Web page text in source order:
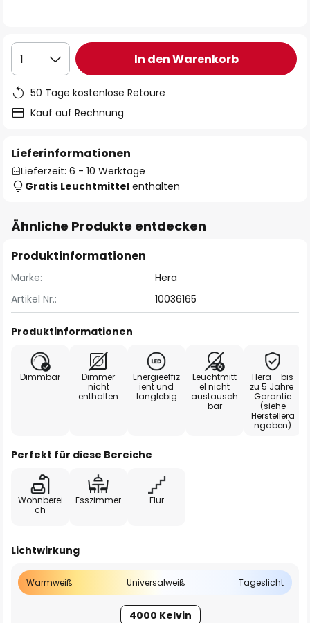
1 In den Warenkorb
50 Tage kostenlose Retoure
Kauf auf Rechnung
Lieferinformationen
Lieferzeit: 6 - 10 Werktage
Gratis Leuchtmittel enthalten
Ähnliche Produkte entdecken
Produktinformationen
Marke:
Hera
Artikel Nr.:
10036165
Produktinformationen
Dimmbar
Dimmer
nicht
enthalten
Energieeffiz
ient und
langlebig
Leuchtmitt
el nicht
austausch
bar
Hera – bis
zu 5 Jahre
Garantie
(siehe
Herstellera
ngaben)
Perfekt für diese Bereiche
Wohnberei
ch
Esszimmer Flur
Lichtwirkung
Warmweiß Universalweiß Tageslicht
4000 Kelvin